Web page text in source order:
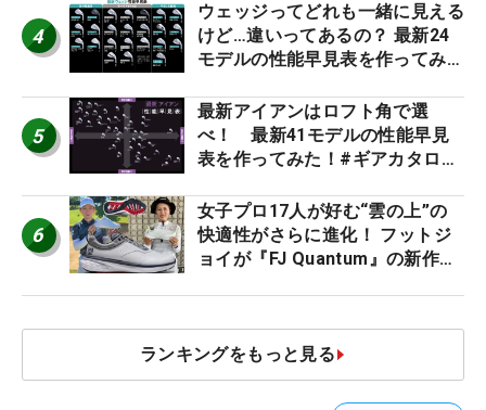
4
ウェッジってどれも一緒に見える
けど…違いってあるの？ 最新24
モデルの性能早見表を作ってみ
5
最新アイアンはロフト角で選
べ！ 最新41モデルの性能早見
表を作ってみた！#ギアカタログ
6
女子プロ17人が好む“雲の上”の
快適性がさらに進化！ フットジ
ョイが『FJ Quantum』の新作を
ランキングをもっと見る